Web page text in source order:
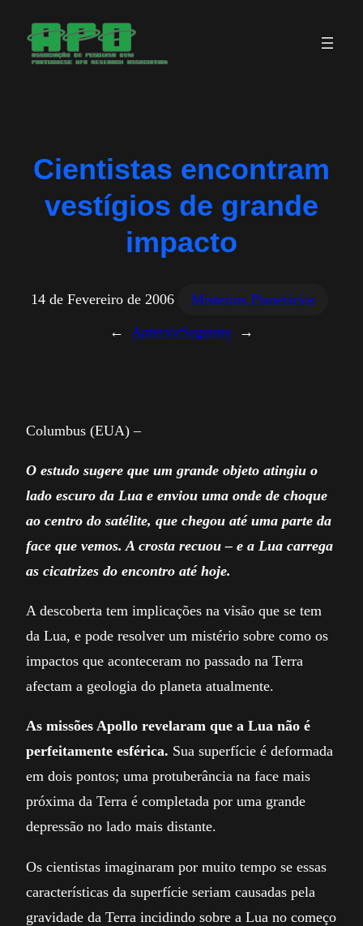
para
Cientistas encontram
vestígios de grande
impacto
14 de Fevereiro de 2006
Misterios Planetários
← AnteriorSeguinte →
Columbus (EUA) –
O estudo sugere que um grande objeto atingiu o
lado escuro da Lua e enviou uma onde de choque
ao centro do satélite, que chegou até uma parte da
face que vemos. A crosta recuou – e a Lua carrega
as cicatrizes do encontro até hoje.
A descoberta tem implicações na visão que se tem
da Lua, e pode resolver um mistério sobre como os
impactos que aconteceram no passado na Terra
afectam a geologia do planeta atualmente.
As missões Apollo revelaram que a Lua não é
perfeitamente esférica. Sua superfície é deformada
em dois pontos; uma protuberância na face mais
próxima da Terra é completada por uma grande
depressão no lado mais distante.
Os cientistas imaginaram por muito tempo se essas
características da superfície seriam causadas pela
gravidade da Terra incidindo sobre a Lua no começo